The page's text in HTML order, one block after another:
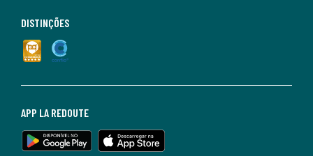
APP LA REDOUTE
DISTINÇÕES